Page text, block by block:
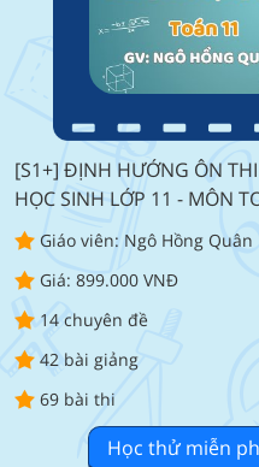
[S1+] ĐỊNH HƯỚNG ÔN
HỌC SINH LỚP 11 - MÔN
Giáo viên: Ngô Hồng Quân
Giá: 899.000 VNĐ
14 chuyên đề
42 bài giảng
69 bài thi
Học thử miễn